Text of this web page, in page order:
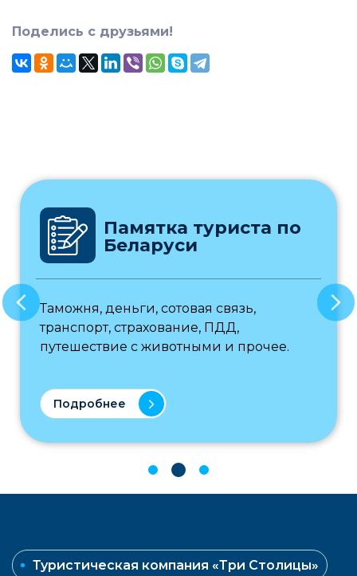
Поделись с друзьями!
Памятка туриста по
Беларуси
Таможня, деньги, сотовая связь,
транспорт, страхование, ПДД,
путешествие с животными и прочее.
Подробнее
Туристическая компания «Три Столицы»